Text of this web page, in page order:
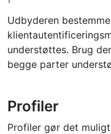
Udbyderen
understøttes. Brug
begge parter
Profiler
Profiler gør det